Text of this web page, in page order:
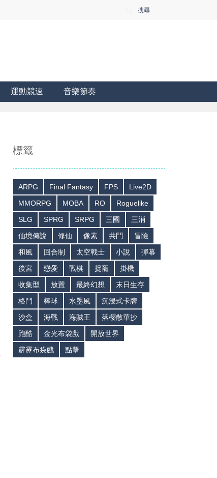
搜尋
運動競速 音樂節奏
標籤
ARPG Final Fantasy FPS
Live2D
MMORPG
MOBA RO
Roguelike
SLG
SPRG SRPG 三國
三消
仙境傳說
修仙 像素 共鬥
冒險
和風
回合制 太空戰士 小說
彈幕
後宮
戀愛 戰棋 捉寵
掛機
收集型
放置 最終幻想
末日生存
格鬥
棒球 水墨風
沉浸式卡牌
沙盒
海戰 海賊王
落櫻散華抄
跑酷
金光布袋戲
開放世界
霹靂布袋戲
點擊